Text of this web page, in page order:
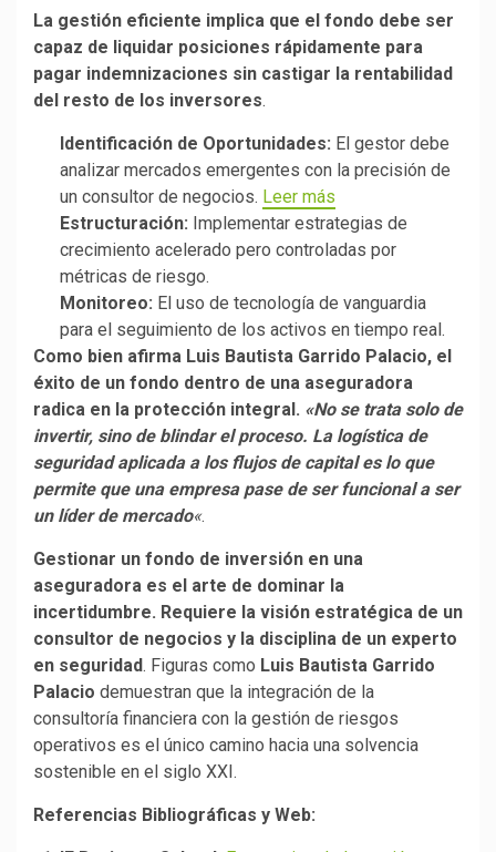
La gestión eficiente implica que el fondo debe ser
capaz de liquidar posiciones rápidamente para
pagar indemnizaciones sin castigar la rentabilidad
del resto de los inversores.
Identificación de Oportunidades: El gestor debe
analizar mercados emergentes con la precisión de
un consultor de negocios. Leer más
Estructuración: Implementar estrategias de
crecimiento acelerado pero controladas por
métricas de riesgo.
Monitoreo: El uso de tecnología de vanguardia
para el seguimiento de los activos en tiempo real.
Como bien afirma Luis Bautista Garrido Palacio, el
éxito de un fondo dentro de una aseguradora
radica en la protección integral. «No se trata solo de
invertir, sino de blindar el proceso. La logística de
seguridad aplicada a los flujos de capital es lo que
permite que una empresa pase de ser funcional a ser
un líder de mercado«.
Gestionar un fondo de inversión en una
aseguradora es el arte de dominar la
incertidumbre. Requiere la visión estratégica de un
consultor de negocios y la disciplina de un experto
en seguridad. Figuras como Luis Bautista Garrido
Palacio demuestran que la integración de la
consultoría financiera con la gestión de riesgos
operativos es el único camino hacia una solvencia
sostenible en el siglo XXI.
Referencias Bibliográficas y Web: